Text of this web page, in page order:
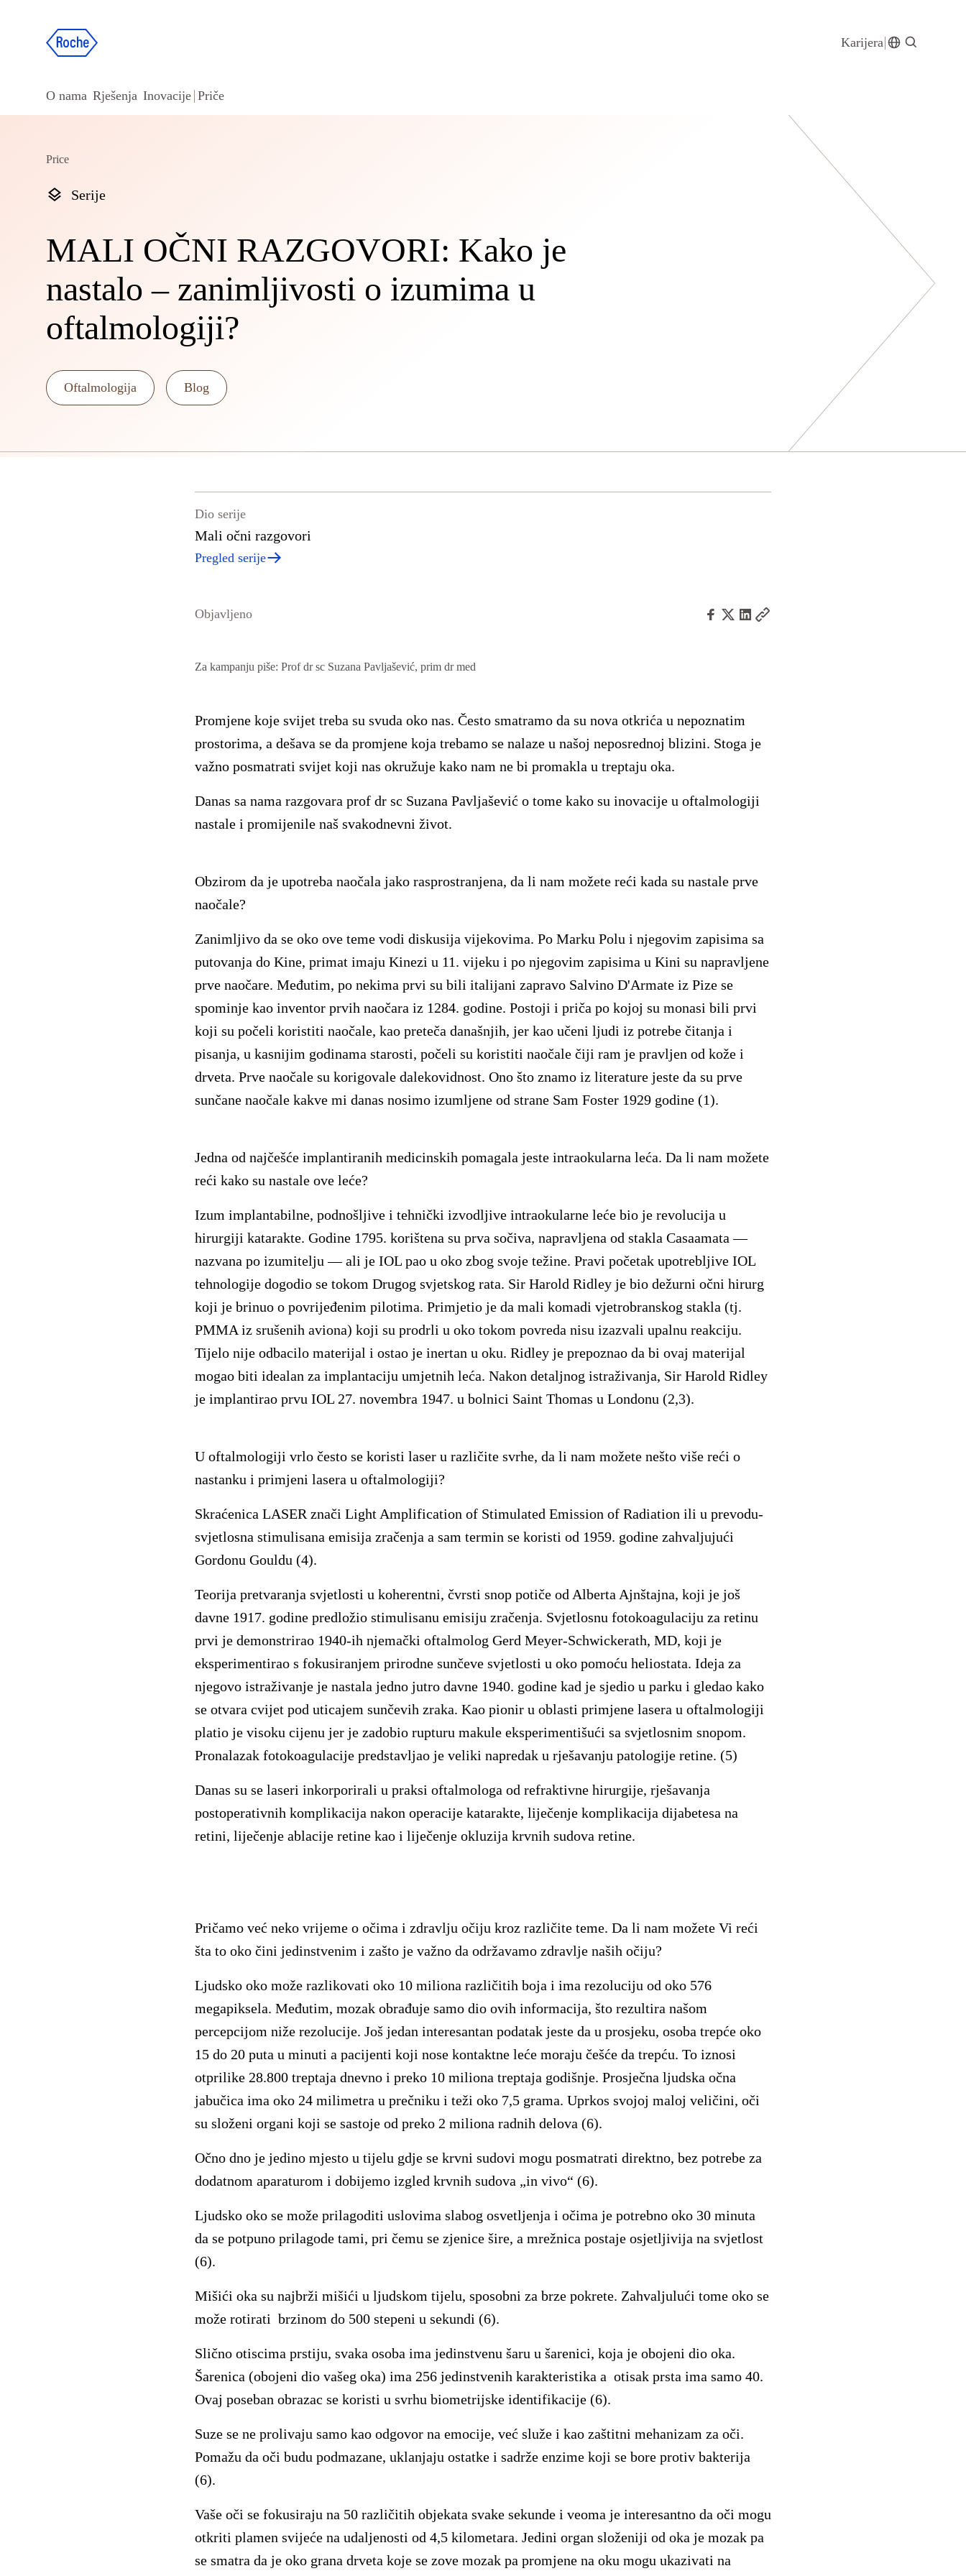
Karijera
O nama Rješenja Inovacije Priče
Price
Serije
MALI OČNI RAZGOVORI: Kako je
nastalo – zanimljivosti o izumima u
oftalmologiji?
Oftalmologija Blog
Dio serije
Mali očni razgovori
Pregled serije
Objavljeno
Za kampanju piše: Prof dr sc Suzana Pavljašević, prim dr med
Promjene koje svijet treba su svuda oko nas. Često smatramo da su nova otkrića u nepoznatim
prostorima, a dešava se da promjene koja trebamo se nalaze u našoj neposrednoj blizini. Stoga je
važno posmatrati svijet koji nas okružuje kako nam ne bi promakla u treptaju oka.
Danas sa nama razgovara prof dr sc Suzana Pavljašević o tome kako su inovacije u oftalmologiji
nastale i promijenile naš svakodnevni život.
Obzirom da je upotreba naočala jako rasprostranjena, da li nam možete reći kada su nastale prve
naočale?
Zanimljivo da se oko ove teme vodi diskusija vijekovima. Po Marku Polu i njegovim zapisima sa
putovanja do Kine, primat imaju Kinezi u 11. vijeku i po njegovim zapisima u Kini su napravljene
prve naočare. Međutim, po nekima prvi su bili italijani zapravo Salvino D'Armate iz Pize se
spominje kao inventor prvih naočara iz 1284. godine. Postoji i priča po kojoj su monasi bili prvi
koji su počeli koristiti naočale, kao preteča današnjih, jer kao učeni ljudi iz potrebe čitanja i
pisanja, u kasnijim godinama starosti, počeli su koristiti naočale čiji ram je pravljen od kože i
drveta. Prve naočale su korigovale dalekovidnost. Ono što znamo iz literature jeste da su prve
sunčane naočale kakve mi danas nosimo izumljene od strane Sam Foster 1929 godine (1).
Jedna od najčešće implantiranih medicinskih pomagala jeste intraokularna leća. Da li nam možete
reći kako su nastale ove leće?
Izum implantabilne, podnošljive i tehnički izvodljive intraokularne leće bio je revolucija u
hirurgiji katarakte. Godine 1795. korištena su prva sočiva, napravljena od stakla Casaamata —
nazvana po izumitelju — ali je IOL pao u oko zbog svoje težine. Pravi početak upotrebljive IOL
tehnologije dogodio se tokom Drugog svjetskog rata. Sir Harold Ridley je bio dežurni očni hirurg
koji je brinuo o povrijeđenim pilotima. Primjetio je da mali komadi vjetrobranskog stakla (tj.
PMMA iz srušenih aviona) koji su prodrli u oko tokom povreda nisu izazvali upalnu reakciju.
Tijelo nije odbacilo materijal i ostao je inertan u oku. Ridley je prepoznao da bi ovaj materijal
mogao biti idealan za implantaciju umjetnih leća. Nakon detaljnog istraživanja, Sir Harold Ridley
je implantirao prvu IOL 27. novembra 1947. u bolnici Saint Thomas u Londonu (2,3).
U oftalmologiji vrlo često se koristi laser u različite svrhe, da li nam možete nešto više reći o
nastanku i primjeni lasera u oftalmologiji?
Skraćenica LASER znači Light Amplification of Stimulated Emission of Radiation ili u prevodu-
svjetlosna stimulisana emisija zračenja a sam termin se koristi od 1959. godine zahvaljujući
Gordonu Gouldu (4).
Teorija pretvaranja svjetlosti u koherentni, čvrsti snop potiče od Alberta Ajnštajna, koji je još
davne 1917. godine predložio stimulisanu emisiju zračenja. Svjetlosnu fotokoagulaciju za retinu
prvi je demonstrirao 1940-ih njemački oftalmolog Gerd Meyer-Schwickerath, MD, koji je
eksperimentirao s fokusiranjem prirodne sunčeve svjetlosti u oko pomoću heliostata. Ideja za
njegovo istraživanje je nastala jedno jutro davne 1940. godine kad je sjedio u parku i gledao kako
se otvara cvijet pod uticajem sunčevih zraka. Kao pionir u oblasti primjene lasera u oftalmologiji
platio je visoku cijenu jer je zadobio rupturu makule eksperimentišući sa svjetlosnim snopom.
Pronalazak fotokoagulacije predstavljao je veliki napredak u rješavanju patologije retine. (5)
Danas su se laseri inkorporirali u praksi oftalmologa od refraktivne hirurgije, rješavanja
postoperativnih komplikacija nakon operacije katarakte, liječenje komplikacija dijabetesa na
retini, liječenje ablacije retine kao i liječenje okluzija krvnih sudova retine.
Pričamo već neko vrijeme o očima i zdravlju očiju kroz različite teme. Da li nam možete Vi reći
šta to oko čini jedinstvenim i zašto je važno da održavamo zdravlje naših očiju?
Ljudsko oko može razlikovati oko 10 miliona različitih boja i ima rezoluciju od oko 576
megapiksela. Međutim, mozak obrađuje samo dio ovih informacija, što rezultira našom
percepcijom niže rezolucije. Još jedan interesantan podatak jeste da u prosjeku, osoba trepće oko
15 do 20 puta u minuti a pacijenti koji nose kontaktne leće moraju češće da trepću. To iznosi
otprilike 28.800 treptaja dnevno i preko 10 miliona treptaja godišnje. Prosječna ljudska očna
jabučica ima oko 24 milimetra u prečniku i teži oko 7,5 grama. Uprkos svojoj maloj veličini, oči
su složeni organi koji se sastoje od preko 2 miliona radnih delova (6).
Očno dno je jedino mjesto u tijelu gdje se krvni sudovi mogu posmatrati direktno, bez potrebe za
dodatnom aparaturom i dobijemo izgled krvnih sudova „in vivo“ (6).
Ljudsko oko se može prilagoditi uslovima slabog osvetljenja i očima je potrebno oko 30 minuta
da se potpuno prilagode tami, pri čemu se zjenice šire, a mrežnica postaje osjetljivija na svjetlost
(6).
Mišići oka su najbrži mišići u ljudskom tijelu, sposobni za brze pokrete. Zahvaljulući tome oko se
može rotirati brzinom do 500 stepeni u sekundi (6).
Slično otiscima prstiju, svaka osoba ima jedinstvenu šaru u šarenici, koja je obojeni dio oka.
Šarenica (obojeni dio vašeg oka) ima 256 jedinstvenih karakteristika a otisak prsta ima samo 40.
Ovaj poseban obrazac se koristi u svrhu biometrijske identifikacije (6).
Suze se ne prolivaju samo kao odgovor na emocije, već služe i kao zaštitni mehanizam za oči.
Pomažu da oči budu podmazane, uklanjaju ostatke i sadrže enzime koji se bore protiv bakterija
(6).
Vaše oči se fokusiraju na 50 različitih objekata svake sekunde i veoma je interesantno da oči mogu
otkriti plamen svijeće na udaljenosti od 4,5 kilometara. Jedini organ složeniji od oka je mozak pa
se smatra da je oko grana drveta koje se zove mozak pa promjene na oku mogu ukazivati na